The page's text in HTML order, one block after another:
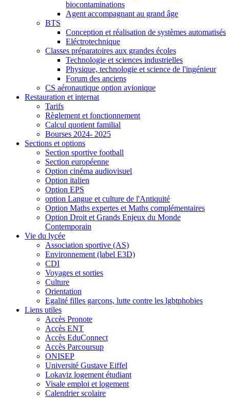
biocontaminations
Agent accompagnant au grand âge
BTS
Conception et réalisation de systèmes automatisés
Eléctrotechnique
Classes préparatoires aux grandes écoles
Technologie et sciences industrielles
Physique, technologie et science de l'ingénieur
Forum des anciens
CS aéronautique option avionique
Restauration et internat
Tarifs
Règlement et fonctionnement
Calcul quotient familial
Bourses 2024- 2025
Sections et options
Section sportive football
Section européenne
Option cinéma audiovisuel
Option italien
Option EPS
option Langue et culture de l'Antiquité
Option Maths expertes et Maths complémentaires
Option Droit et Grands Enjeux du Monde
Contemporain
Vie du lycée
Association sportive (AS)
Environnement (label E3D)
CDI
Voyages et sorties
Culture
Orientation
Egalité filles garçons, lutte contre les lgbtphobies
Liens utiles
Accès Pronote
Accès ENT
Accès EduConnect
Accès Parcoursup
ONISEP
Université Gustave Eiffel
Lokaviz logement étudiant
Visale emploi et logement
Calendrier scolaire